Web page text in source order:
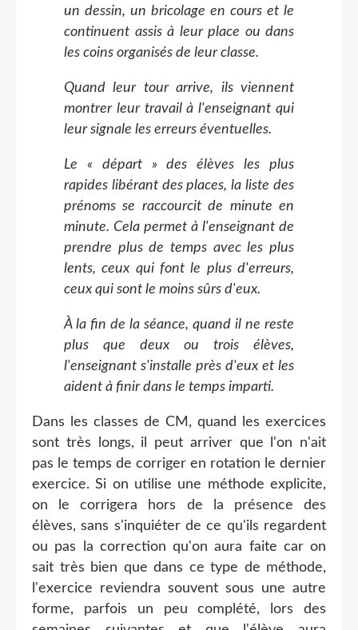
un dessin, un bricolage en cours et le
continuent assis à leur place ou dans
les coins organisés de leur classe.
Quand leur tour arrive, ils viennent
montrer leur travail à l'enseignant qui
leur signale les erreurs éventuelles.
Le « départ » des élèves les plus
rapides libérant des places, la liste des
prénoms se raccourcit de minute en
minute. Cela permet à l'enseignant de
prendre plus de temps avec les plus
lents, ceux qui font le plus d'erreurs,
ceux qui sont le moins sûrs d'eux.
À la fin de la séance, quand il ne reste
plus que deux ou trois élèves,
l'enseignant s'installe près d'eux et les
aident à finir dans le temps imparti.
Dans les classes de CM, quand les exercices
sont très longs, il peut arriver que l'on n'ait
pas le temps de corriger en rotation le dernier
exercice. Si on utilise une méthode explicite,
on le corrigera hors de la présence des
élèves, sans s'inquiéter de ce qu'ils regardent
ou pas la correction qu'on aura faite car on
sait très bien que dans ce type de méthode,
l'exercice reviendra souvent sous une autre
forme, parfois un peu complété, lors des